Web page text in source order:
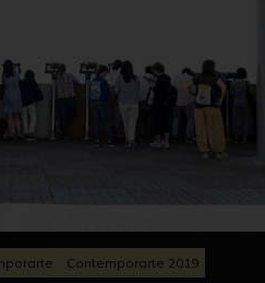
Contemporarte 2019